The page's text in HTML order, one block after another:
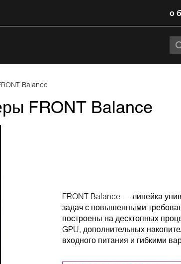
о
Balance
FRONT Balance
FRONT Balance — линейка
задач с повышенными
построены на десктопных
GPU, дополнительных
входного питания и гибкими